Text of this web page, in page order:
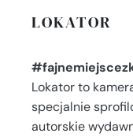
LOKATOR
Lokator to
specjalnie
autorskie